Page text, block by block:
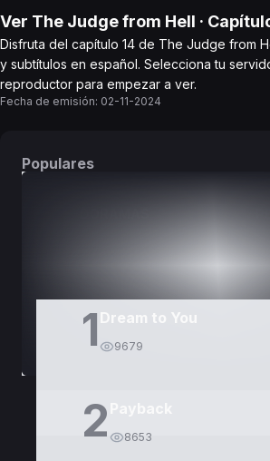
Ver The Judge from Hell ·
Disfruta del capítulo 14 de The Judge from
y subtítulos en español. Selecciona tu
reproductor para empezar a ver.
Fecha de emisión: 02-11-2024
Populares
1 Dream to You
9679
2 8653